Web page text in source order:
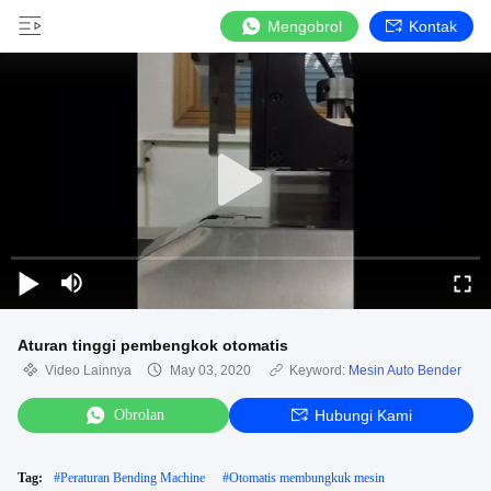
Mengobrol Kontak
Aturan tinggi pembengkok otomatis
Video Lainnya May 03, 2020 Keyword: Mesin Auto Bender
Obrolan Hubungi Kami
Tag: #Peraturan Bending Machine #Otomatis membungkuk mesin